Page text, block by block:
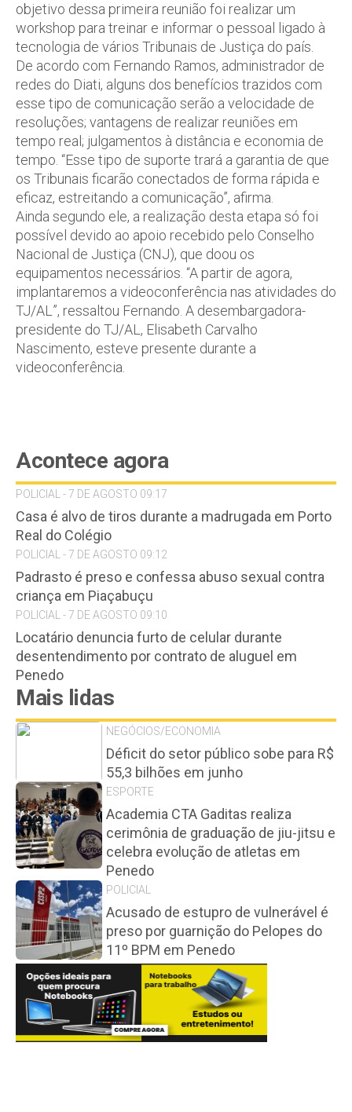
objetivo dessa primeira reunião foi realizar um
workshop para treinar e informar o pessoal ligado à
tecnologia de vários Tribunais de Justiça do país.
De acordo com Fernando Ramos, administrador de
redes do Diati, alguns dos benefícios trazidos com
esse tipo de comunicação serão a velocidade de
resoluções; vantagens de realizar reuniões em
tempo real; julgamentos à distância e economia de
tempo. “Esse tipo de suporte trará a garantia de que
os Tribunais ficarão conectados de forma rápida e
eficaz, estreitando a comunicação”, afirma.
Ainda segundo ele, a realização desta etapa só foi
possível devido ao apoio recebido pelo Conselho
Nacional de Justiça (CNJ), que doou os
equipamentos necessários. “A partir de agora,
implantaremos a videoconferência nas atividades do
TJ/AL”, ressaltou Fernando. A desembargadora-
presidente do TJ/AL, Elisabeth Carvalho
Nascimento, esteve presente durante a
videoconferência.
Acontece agora
POLICIAL - 7 DE AGOSTO 09:17
Casa é alvo de tiros durante a madrugada em Porto
Real do Colégio
POLICIAL - 7 DE AGOSTO 09:12
Padrasto é preso e confessa abuso sexual contra
criança em Piaçabuçu
POLICIAL - 7 DE AGOSTO 09:10
Locatário denuncia furto de celular durante
desentendimento por contrato de aluguel em
Penedo
Mais lidas
NEGÓCIOS/ECONOMIA
Déficit do setor público sobe para R$
55,3 bilhões em junho
ESPORTE
Academia CTA Gaditas realiza
cerimônia de graduação de jiu-jitsu e
celebra evolução de atletas em
Penedo
POLICIAL
Acusado de estupro de vulnerável é
preso por guarnição do Pelopes do
11º BPM em Penedo